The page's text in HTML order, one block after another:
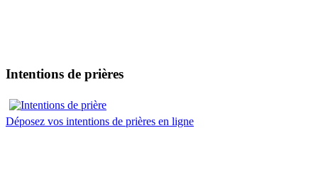
Intentions de prières
Déposez vos intentions de prières en ligne